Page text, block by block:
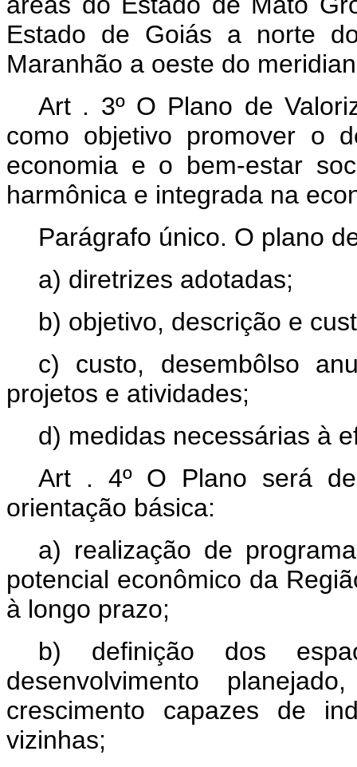
Estado de Goiás a norte
Maranhão a oeste do
Art . 3º O Plano de
como objetivo promover o
economia e o bem-estar
harmônica e integrada na
Parágrafo único. O plano
a) diretrizes adotadas;
b) objetivo, descrição e
c) custo, desembôlso
projetos e atividades;
d) medidas necessárias à
Art . 4º O Plano será
orientação básica:
a) realização de
potencial econômico da
à longo prazo;
b) definição dos
desenvolvimento
crescimento capazes de
vizinhas;